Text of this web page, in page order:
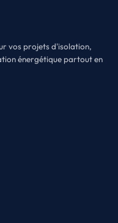
vos projets d'isolation,
énergétique partout en